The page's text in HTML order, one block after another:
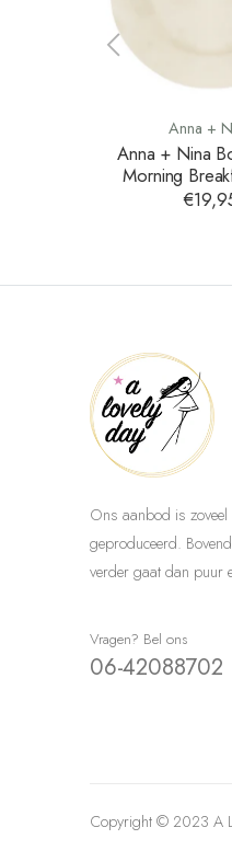
Anna +
Anna + Nina
Morning
Ons aanbod is zoveel
geproduceerd.
verder gaat dan puur
Vragen? Bel ons
06-42088702
Copyright © 2023 A